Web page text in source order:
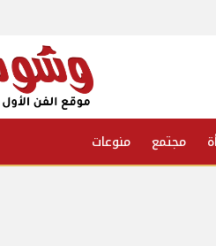
مجتمع منوعات